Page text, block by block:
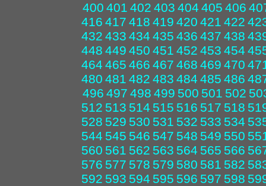
400 401 402 403 404 405 406
416 417 418 419 420 421 422
432 433 434 435 436 437 438
448 449 450 451 452 453 454
464 465 466 467 468 469 470
480 481 482 483 484 485 486
496 497 498 499 500 501 502
512 513 514 515 516 517 518
528 529 530 531 532 533 534
544 545 546 547 548 549 550
560 561 562 563 564 565 566
576 577 578 579 580 581 582
592 593 594 595 596 597 598